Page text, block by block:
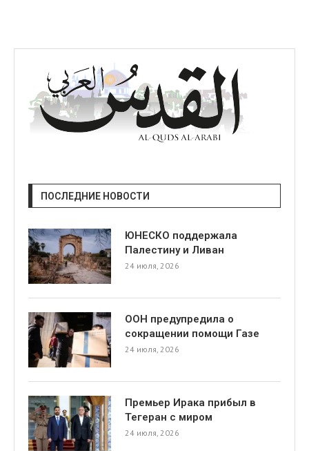
ПОСЛЕДНИЕ НОВОСТИ
ЮНЕСКО поддержала
Палестину и Ливан
24 июля, 2026
ООН предупредила о
сокращении помощи Газе
24 июля, 2026
Премьер Ирака прибыл в
Тегеран с миром
24 июля, 2026